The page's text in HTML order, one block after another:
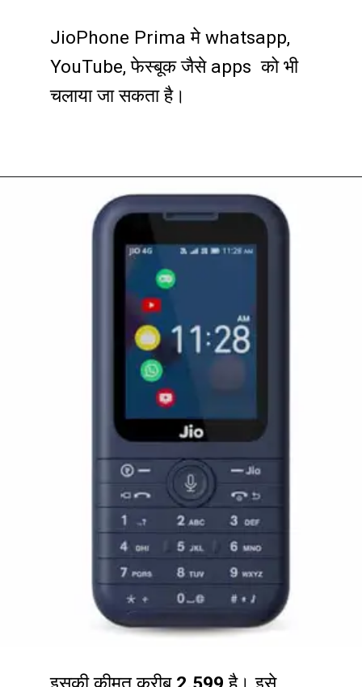
JioPhone Prima मे whatsapp,
YouTube, फेस्बूक जैसे apps को भी
चलाया जा सकता है।
Models